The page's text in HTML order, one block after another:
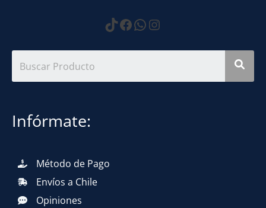
https://
Facebook
WhatsApp
Instagram
Infórmate:
Método de Pago
Envíos a Chile
Opiniones